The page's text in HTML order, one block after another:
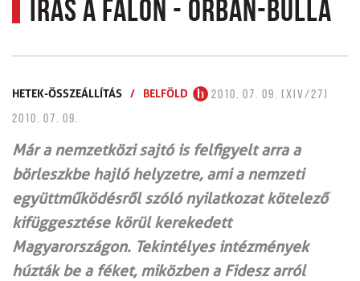
Írás a falon - Orbán-bulla
HETEK-ÖSSZEÁLLÍTÁS / BELFÖLD
2010. 07. 09. (XIV/27)
2010. 07. 09.
Már a nemzetközi sajtó is felfigyelt arra a
börleszkbe hajló helyzetre, ami a nemzeti
együttműködésről szóló nyilatkozat kötelező
kifüggesztése körül kerekedett
Magyarországon. Tekintélyes intézmények
húzták be a féket, miközben a Fidesz arról